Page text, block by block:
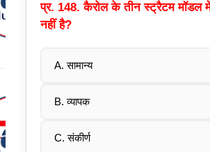
प्र. 148. कैरोल के तीन स्ट्रैटम मॉडल
नहीं है?
A. सामान्य
B. व्यापक
C. संकीर्ण